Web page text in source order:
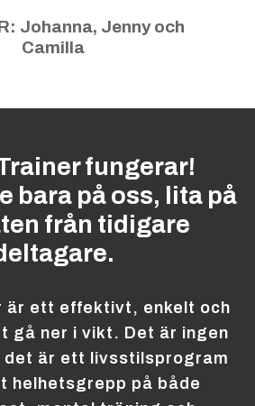
Johanna, Jenny och
Camilla
fungerar!
bara på oss, lita på
från tidigare
är ett effektivt, enkelt och
gå ner i vikt. Det är ingen
det är ett livsstilsprogram
helhetsgrepp på både